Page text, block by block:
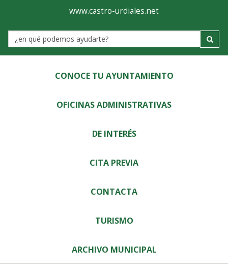
Ayuntamiento
de
Castro-
Urdiales
www.castro-urdiales.net
Label
CONOCE TU AYUNTAMIENTO
OFICINAS ADMINISTRATIVAS
DE INTERÉS
CITA PREVIA
CONTACTA
TURISMO
ARCHIVO MUNICIPAL